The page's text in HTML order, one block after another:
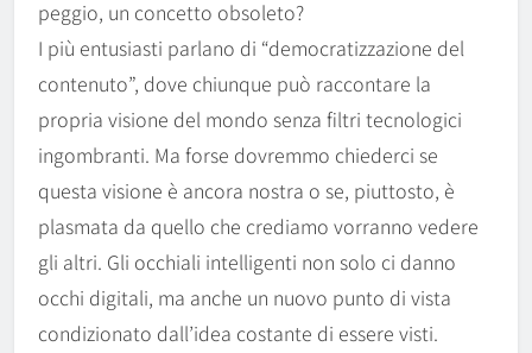
peggio, un concetto obsoleto?
I più entusiasti parlano di “democratizzazione del
contenuto”, dove chiunque può raccontare la
propria visione del mondo senza filtri tecnologici
ingombranti. Ma forse dovremmo chiederci se
questa visione è ancora nostra o se, piuttosto, è
plasmata da quello che crediamo vorranno vedere
gli altri. Gli occhiali intelligenti non solo ci danno
occhi digitali, ma anche un nuovo punto di vista
condizionato dall’idea costante di essere visti.